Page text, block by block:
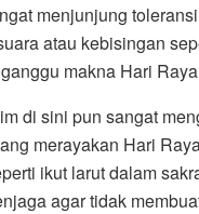
menjunjung
atau kebisingan
makna Hari
di sini pun sangat
merayakan Hari
ikut larut dalam
agar tidak